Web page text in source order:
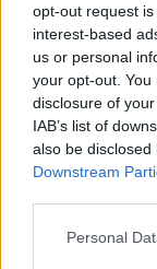
opt-out request
interest-based
us or personal
your opt-out.
disclosure of
IAB’s list of
also be
Downstream
Personal
Riostar:Mc
·Ti stimo·
Sioux: